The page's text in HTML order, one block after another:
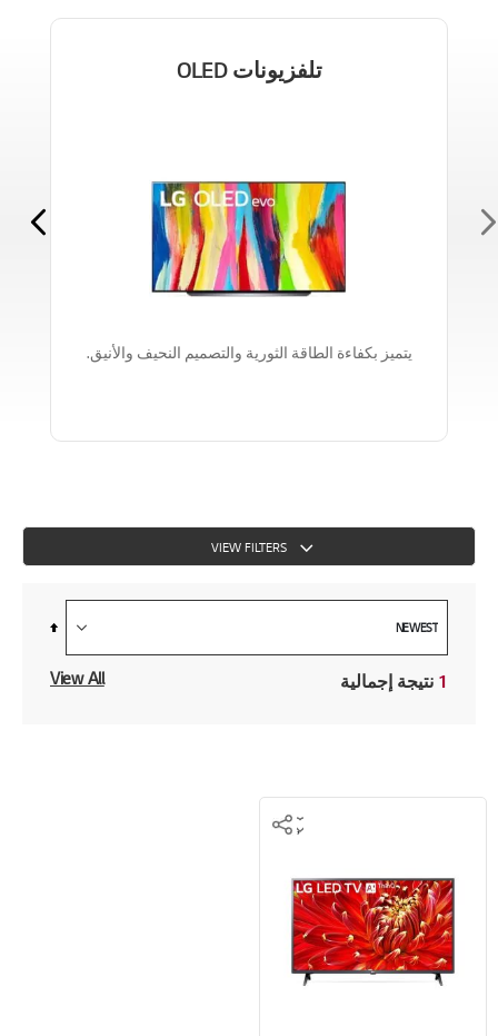
تلفزيونات OLED
يتميز بكفاءة الطاقة الثورية والتصميم النحيف والأنيق.
VIEW FILTERS
Set
Direction
1 نتيجة إجمالية View All